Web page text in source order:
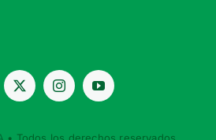
• Todos los derechos reservados.